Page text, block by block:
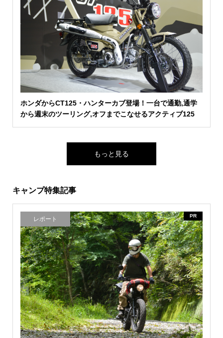
ホンダからCT125・ハンターカブ登場！一台で通勤,通学
から週末のツーリング,オフまでこなせるアクティブ125
もっと見る
キャンプ特集記事
レポート PR